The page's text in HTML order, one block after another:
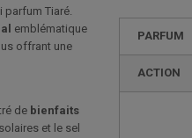
PARFUM
ACTION
parfum Tiaré.
emblématique
offrant une
de bienfaits
et le sel